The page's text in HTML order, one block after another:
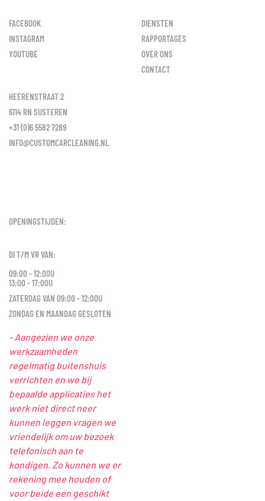
FACEBOOK
INSTAGRAM
YOUTUBE
DIENSTEN
RAPPORTAGES
OVER ONS
CONTACT
HEERENSTRAAT 2
6114 RN SUSTEREN
+31 (0)6 5582 7289
INFO@CUSTOMCARCLEANING.NL
OPENINGSTIJDEN:
DI T/M VR VAN:
09:00 - 12:00U
13:00 - 17:00U
ZATERDAG VAN 09:00 - 12:00U
ZONDAG EN MAANDAG GESLOTEN
- Aangezien we onze
werkzaamheden
regelmatig buitenshuis
verrichten en we bij
bepaalde applicaties het
werk niet direct neer
kunnen leggen vragen we
vriendelijk om uw bezoek
telefonisch aan te
kondigen. Zo kunnen we er
rekening mee houden of
voor beide een geschikt